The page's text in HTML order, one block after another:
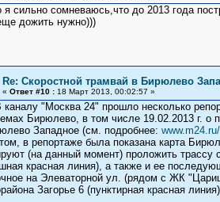
я сильно сомневаюсь,что до 2013 года
дожить нужно)))
Re: Скоростной трамвай в Бирюлево
« Ответ #10 : 18 Март 2013, 00:02:57 »
каналу "Москва 24" прошло несколько
Бирюлево, в том числе 19.02.2013 г. о
Западное (см. подробнее:
в репортаже была показана карта
(на данный момент) проложить трассу
красная линия), а также и ее
на Элеваторной ул. (рядом с ЖК
Загорье 6 (пунктирная красная